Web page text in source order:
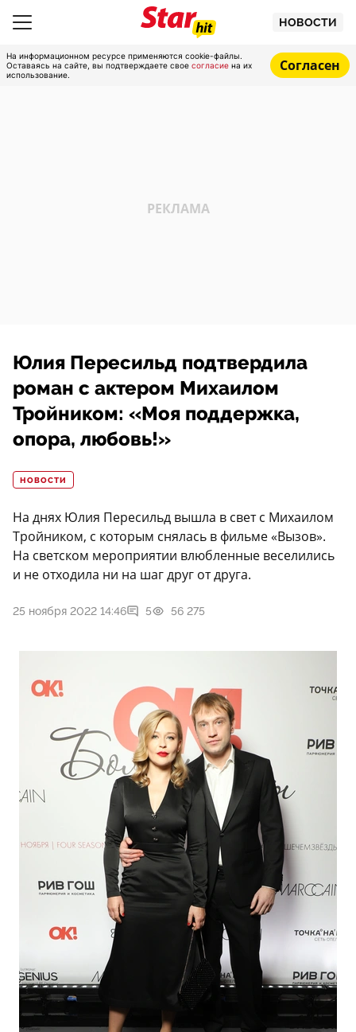
НОВОСТИ
На информационном ресурсе применяются cookie-файлы.
Оставаясь на сайте, вы подтверждаете свое согласие на их
использование.
Согласен
Юлия Пересильд подтвердила
роман с актером Михаилом
Тройником: «Моя поддержка,
опора, любовь!»
НОВОСТИ
На днях Юлия Пересильд вышла в свет с Михаилом
Тройником, с которым снялась в фильме «Вызов».
На светском мероприятии влюбленные веселились
и не отходила ни на шаг друг от друга.
25 ноября 2022 14:46 5 56 275